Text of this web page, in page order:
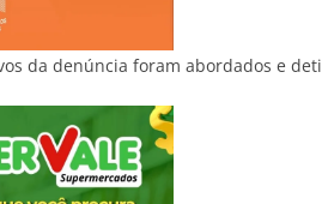
da denúncia foram abordados e